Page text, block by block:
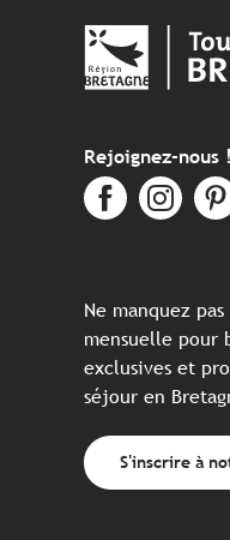
Rejoignez-nous !
Ne manquez
mensuelle pour
exclusives et
séjour en
S'inscrire à